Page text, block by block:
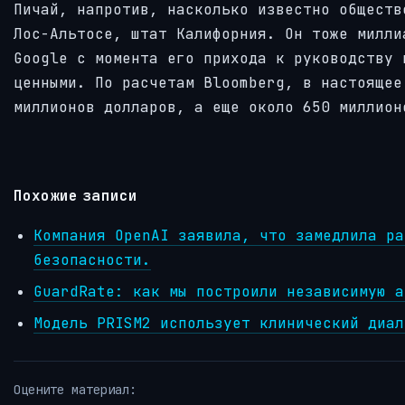
Пичай, напротив, насколько известно
Лос-Альтосе, штат Калифорния. Он тоже
Google с момента его прихода к
ценными. По расчетам Bloomberg, в
миллионов долларов, а еще около 650
Похожие записи
Компания OpenAI заявила, что замедлила
безопасности.
GuardRate: как мы построили
Модель PRISM2 использует клинический
Оцените материал: